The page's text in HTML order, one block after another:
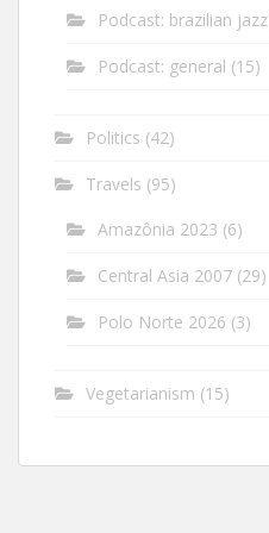
Podcast: brazilian jazz
Podcast: general (15)
Politics (42)
Travels (95)
Amazônia 2023 (6)
Central Asia 2007 (29)
Polo Norte 2026 (3)
Vegetarianism (15)